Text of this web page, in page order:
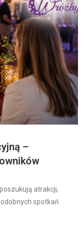
–
atrakcji,
spotkań